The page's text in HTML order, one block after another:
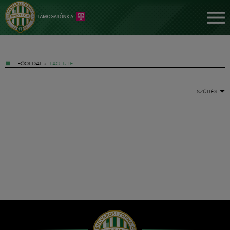
FŐOLDAL » TAG: UTE
SZŰRÉS
Hírek